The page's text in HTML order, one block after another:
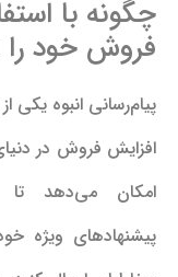
چگونه با
فروش خود
پیام‌رسانی انبوه یکی
افزایش فروش در
امکان می‌دهد تا
پیشنهادهای ویژه